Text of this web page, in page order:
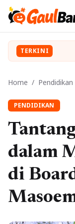
TERKINI
Home / Pendidikan
PENDIDIKAN
dalam
di